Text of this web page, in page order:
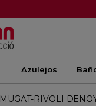
Azulejos
MUGAT-RIVOLI